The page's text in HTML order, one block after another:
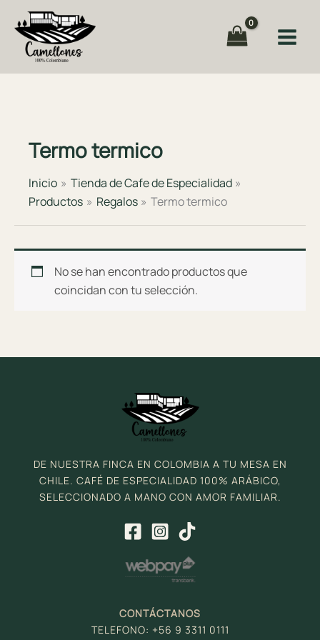
contenido
Termo termico
Inicio
Tienda de Cafe de Especialidad
Productos
Regalos Termo termico
No se han encontrado productos que
coincidan con tu selección.
DE NUESTRA FINCA EN COLOMBIA A TU MESA EN
CHILE. CAFÉ DE ESPECIALIDAD 100% ARÁBICO,
SELECCIONADO A MANO CON AMOR FAMILIAR.
CONTÁCTANOS
TELEFONO: +56 9 3311 0111